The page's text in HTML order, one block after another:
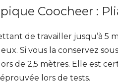
Coocheer :
de travailler jusqu’à 5
Si vous la conservez
de 2,5 mètres. Elle est
lors de tests.